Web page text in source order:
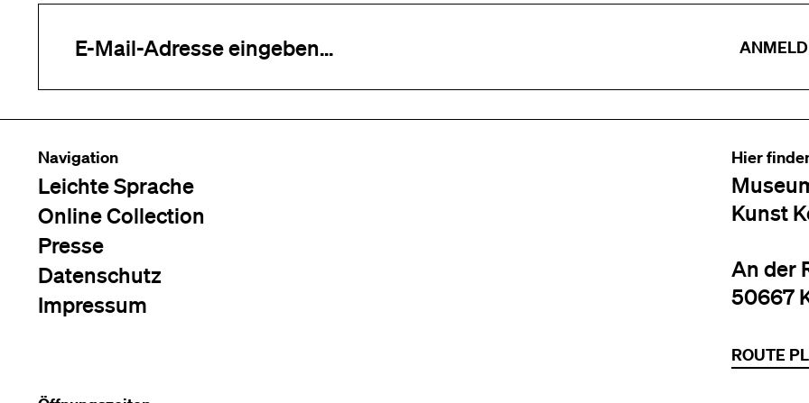
Navigation
Leichte Sprache
Online Collection
Presse
Datenschutz
Impressum
Hier
Kunst
An der
50667
ROUTE